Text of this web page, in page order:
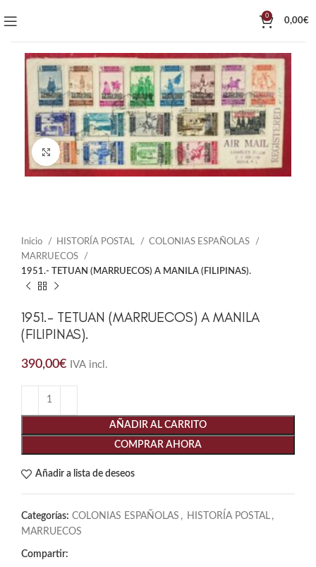
0
0,00€
Click to enlarge
Inicio HISTORÍA POSTAL
COLONIAS ESPAÑOLAS
MARRUECOS
1951.- TETUAN (MARRUECOS) A MANILA (FILIPINAS).
1951.- TETUAN (MARRUECOS) A MANILA
(FILIPINAS).
390,00€ IVA incl.
AÑADIR AL CARRITO
COMPRAR AHORA
Añadir a lista de deseos
Categorías: COLONIAS ESPAÑOLAS , HISTORÍA POSTAL ,
MARRUECOS
Compartir: